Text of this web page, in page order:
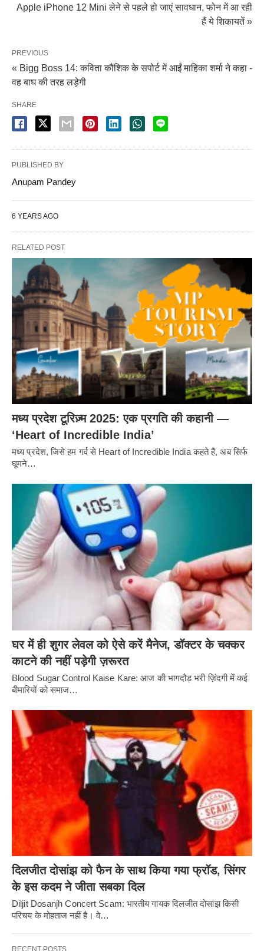
Apple iPhone 12 Mini लेने से पहले हो जाएं सावधान, फोन में आ रही
हैं ये शिकायतें »
PREVIOUS
« Bigg Boss 14: कविता कौशिक के सपोर्ट में आईं माहिका शर्मा ने कहा -
वह बाघ की तरह लड़ेगी
SHARE
PUBLISHED BY
Anupam Pandey
6 YEARS AGO
RELATED POST
मध्य प्रदेश टूरिज़्म 2025: एक प्रगति की कहानी —
‘Heart of Incredible India’
मध्य प्रदेश, जिसे हम गर्व से Heart of Incredible India कहते हैं, अब सिर्फ
घूमने…
घर में ही शुगर लेवल को ऐसे करें मैनेज, डॉक्टर के चक्कर
काटने की नहीं पड़ेगी ज़रूरत
Blood Sugar Control Kaise Kare: आज की भागदौड़ भरी ज़िंदगी में कई
बीमारियों को समाज…
दिलजीत दोसांझ को फैन के साथ किया गया फ्रॉड, सिंगर
के इस कदम ने जीता सबका दिल
Diljit Dosanjh Concert Scam: भारतीय गायक दिलजीत दोसांझ किसी
परिचय के मोहताज नहीं है। वे…
RECENT POSTS